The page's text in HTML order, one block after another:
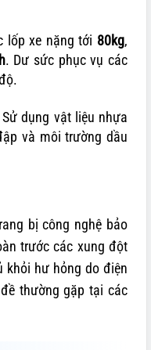
lốp xe nặng tới 80kg,
. Dư sức phục vụ các
Sử dụng vật liệu nhựa
và môi trường dầu
bị công nghệ bảo
trước các xung đột
khỏi hư hỏng do điện
thường gặp tại các